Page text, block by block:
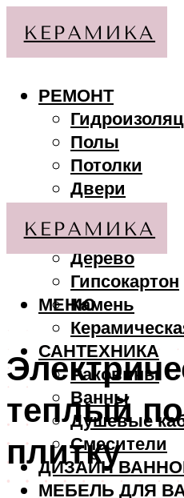
РЕМОНТ
Полы
Потолки
Двери
МАТЕРИАЛЫ
Дерево
Гипсокартон
Камень
САНТЕХНИКА
Раковины
Ванны
Душевые
Смесители
ДИЗАЙН
МЕБЕЛЬ ДЛЯ
МЕНЮ
теплый
плитку